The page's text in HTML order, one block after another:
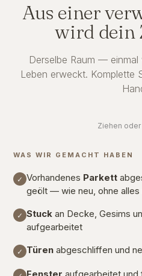
Aus einer
wird dein
Derselbe Raum — einmal
Leben erweckt. Komplette
Ziehen
WAS WIR GEMACHT HABEN
✓ Vorhandenes Parkett
geölt — wie neu, ohne alles
✓ Stuck an Decke, Gesims
aufgearbeitet
✓ Türen abgeschliffen und